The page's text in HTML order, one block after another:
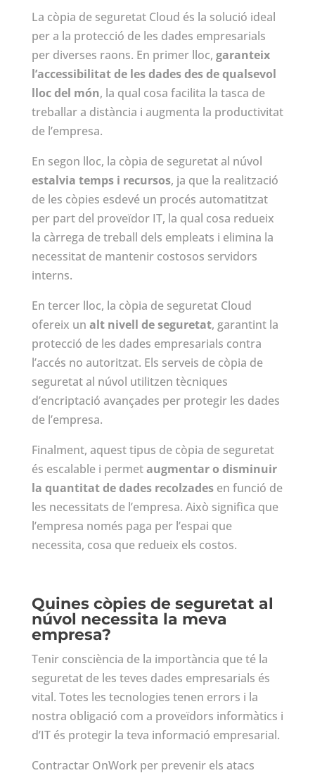
La còpia de seguretat Cloud és la solució ideal
per a la protecció de les dades empresarials
per diverses raons. En primer lloc, garanteix
l’accessibilitat de les dades des de qualsevol
lloc del món, la qual cosa facilita la tasca de
treballar a distància i augmenta la productivitat
de l’empresa.
En segon lloc, la còpia de seguretat al núvol
estalvia temps i recursos, ja que la realització
de les còpies esdevé un procés automatitzat
per part del proveïdor IT, la qual cosa redueix
la càrrega de treball dels empleats i elimina la
necessitat de mantenir costosos servidors
interns.
En tercer lloc, la còpia de seguretat Cloud
ofereix un alt nivell de seguretat, garantint la
protecció de les dades empresarials contra
l’accés no autoritzat. Els serveis de còpia de
seguretat al núvol utilitzen tècniques
d’encriptació avançades per protegir les dades
de l’empresa.
Finalment, aquest tipus de còpia de seguretat
és escalable i permetaugmentar o disminuir
la quantitat de dades recolzadesen funció de
les necessitats de l’empresa. Això significa que
l’empresa només paga per l’espai que
necessita, cosa que redueix els costos.
Quines còpies de seguretat al
núvol necessita la meva
empresa?
Tenir consciència de la importància que té la
seguretat de les teves dades empresarials és
vital. Totes les tecnologies tenen errors i la
nostra obligació com a proveïdors informàtics i
d’IT és protegir la teva informació empresarial.
Contractar OnWork per prevenir els atacs